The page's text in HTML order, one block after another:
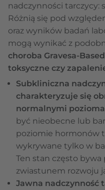
nadczynności tarczycy:
Różnią się pod
oraz wyników badań
mogą wynikać z
choroba Gravesa-
toksyczne czy
Subkliniczna
charakteryzuje się
normalnymi
być nieobecne lub
poziomie hormonów
wykrywane tylko w
Ten stan często bywa
zwiastunem rozwoju
Jawna nadczynność